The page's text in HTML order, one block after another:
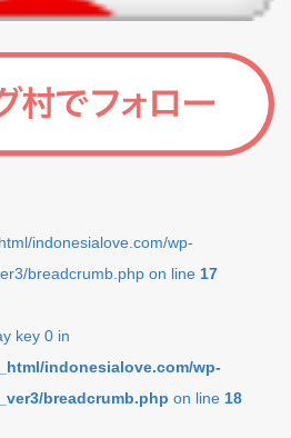
indonesialove.com/wp-
breadcrumb.php on line 17
key 0 in
indonesialove.com/wp-
breadcrumb.php on line 18